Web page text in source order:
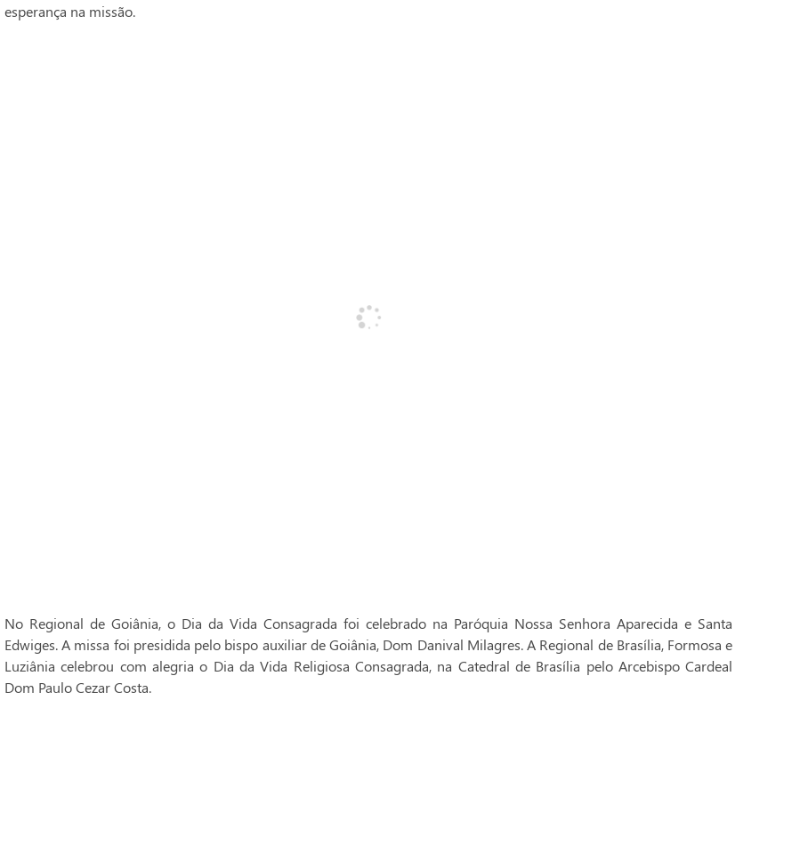
esperança na missão.
No Regional de Goiânia, o Dia da Vida Consagrada foi celebrado na Paróquia Nossa Senhora Aparecida e Santa
Edwiges. A missa foi presidida pelo bispo auxiliar de Goiânia, Dom Danival Milagres. A Regional de Brasília, Formosa e
Luziânia celebrou com alegria o Dia da Vida Religiosa Consagrada, na Catedral de Brasília pelo Arcebispo Cardeal
Dom Paulo Cezar Costa.